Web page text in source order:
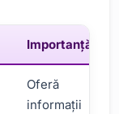
Importanţă
Oferă
informații